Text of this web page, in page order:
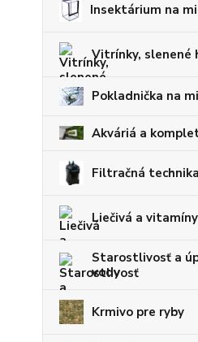
Insektárium na
Vitrínky, slenené
Pokladnička na
Akváriá a
Filtračná technika
Liečivá a vitamíny
Starostlivosť a
vody
Krmivo pre ryby